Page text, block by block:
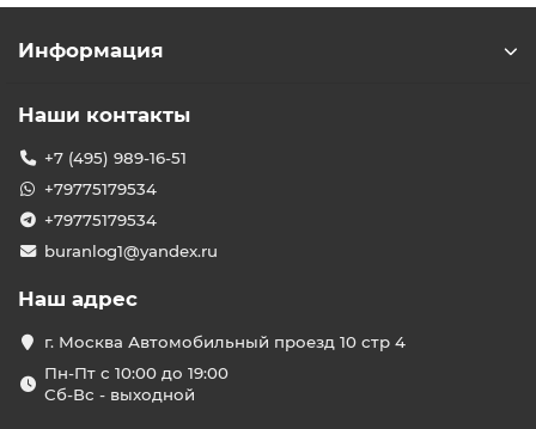
Информация
Наши контакты
+7 (495) 989-16-51
+79775179534
+79775179534
buranlog1@yandex.ru
Наш адрес
г. Москва Автомобильный проезд 10 стр 4
Пн-Пт с 10:00 до 19:00
Сб-Вс - выходной